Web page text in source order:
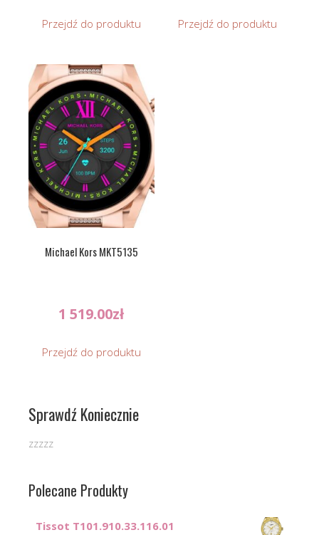
Przejdź do produktu Przejdź do produktu
Michael Kors MKT5135
1 519.00zł
Przejdź do produktu
Sprawdź Koniecznie
zzzzz
Polecane Produkty
Tissot T101.910.33.116.01